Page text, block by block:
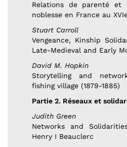
Relations de parenté et
noblesse en France au
Stuart Carroll
Vengeance, Kinship
Late-Medieval and Early
David M. Hopkin
Storytelling and
fishing village (1879-1885)
Partie 2. Réseaux et
Judith Green
Networks and
Henry I Beauclerc